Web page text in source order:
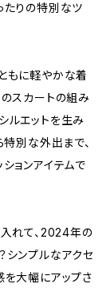
たりの特別なツ
もに軽やかな着
スカートの組み
ルエットを生み
特別な外出まで、
ョンアイテムで
入れて、2024年の
シンプルなアクセ
を大幅にアップさ